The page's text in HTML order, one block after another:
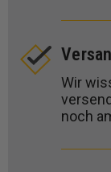
Wir
noch